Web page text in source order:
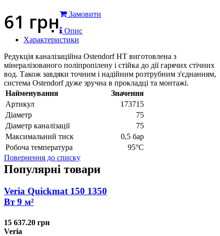
61 грн
Замовити
Опис
Характеристики
Редукція каналізаційна Ostendorf HT виготовлена з
мінералізованого поліпропілену і стійка до дії гарячих стічних
вод. Також завдяки точним і надійним розтрубним з'єднанням,
система Ostendorf дуже зручна в прокладці та монтажі.
Найменування
Значення
Артикул
173715
Діаметр
75
Діаметр каналізації
75
Максимальний тиск
0,5 бар
Робоча температура
95°С
Повернення до списку
Популярні товари
Veria Quickmat 150 1350
Вт 9 м²
15 637.20 грн
Veria